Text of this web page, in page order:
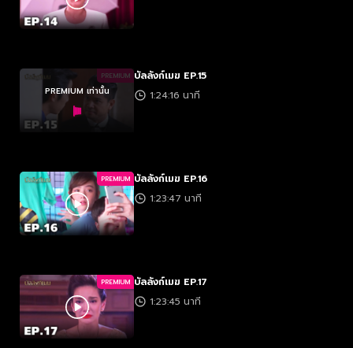
PREMIUM
PREMIUM เท่านั้น
บัลลังก์เมฆ EP.15
1:24:16 นาที
PREMIUM บัลลังก์เมฆ EP.16
1:23:47 นาที
PREMIUM บัลลังก์เมฆ EP.17
1:23:45 นาที